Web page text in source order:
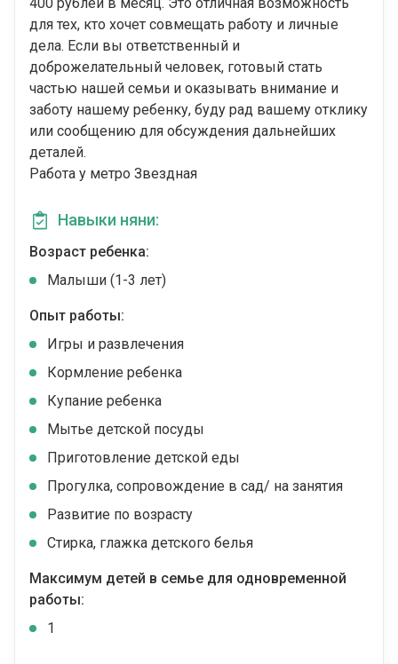
для тех, кто хочет совмещать работу и личные
дела. Если вы ответственный и
доброжелательный человек, готовый стать
частью нашей семьи и оказывать внимание и
заботу нашему ребенку, буду рад вашему отклику
или сообщению для обсуждения дальнейших
деталей.
Работа у метро Звездная
Навыки няни:
Возраст ребенка:
Малыши (1-3 лет)
Опыт работы:
Игры и развлечения
Кормление ребенка
Купание ребенка
Мытье детской посуды
Приготовление детской еды
Прогулка, сопровождение в сад/ на занятия
Развитие по возрасту
Стирка, глажка детского белья
Максимум детей в семье для одновременной
работы:
1